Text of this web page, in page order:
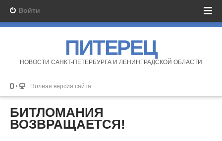
Войти
ПИТЕРЕЦ
НОВОСТИ САНКТ-ПЕТЕРБУРГА И ЛЕНИНГРАДСКОЙ ОБЛАСТИ
Полная версия сайта
БИТЛОМАНИЯ
ВОЗВРАЩАЕТСЯ!